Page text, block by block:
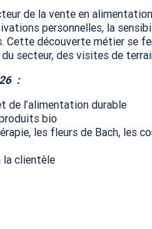
de la vente en
personnelles, la
découverte métier se
secteur, des visites de
:
de l’alimentation durable
bio
les fleurs de Bach,
la clientèle